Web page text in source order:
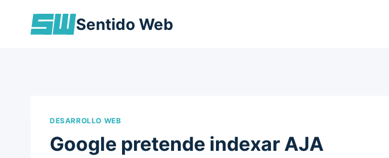
Sentido Web
DESARROLLO WEB
Google pretende indexar AJA